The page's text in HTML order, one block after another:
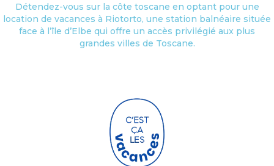
Détendez-vous sur la côte toscane en optant pour une
location de vacances à Riotorto, une station balnéaire située
face à l’île d’Elbe qui offre un accès privilégié aux plus
grandes villes de Toscane.